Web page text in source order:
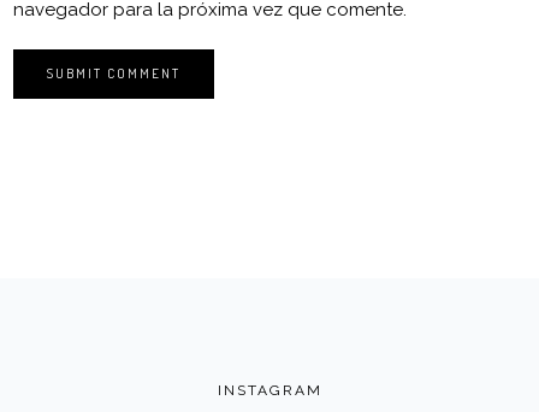
navegador para la próxima vez que comente.
INSTAGRAM